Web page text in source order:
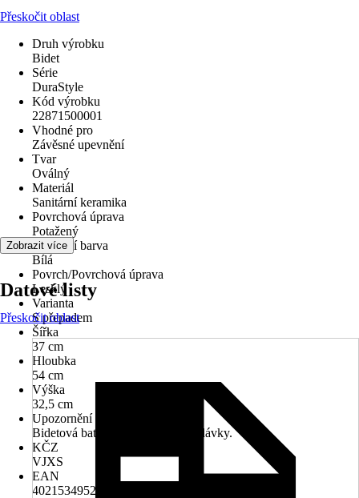
Přeskočit oblast
Druh výrobku
Bidet
Série
DuraStyle
Kód výrobku
22871500001
Vhodné pro
Závěsné upevnění
Tvar
Oválný
Materiál
Sanitární keramika
Povrchová úprava
Potažený
Základní barva
Bílá
Povrch/Povrchová úprava
Lesklý
Varianta
S přepadem
Šířka
37 cm
Hloubka
54 cm
Výška
32,5 cm
Upozornění
Bidetová baterie není součástí dodávky.
KČZ
VJXS
EAN
4021534952838
Zobrazit více
Datové listy
Přeskočit oblast